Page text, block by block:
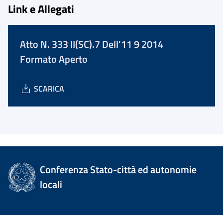
Link e Allegati
Atto N. 333 II(SC).7 Dell'11 9 2014
Formato Aperto
SCARICA
Conferenza Stato-città ed autonomie
locali